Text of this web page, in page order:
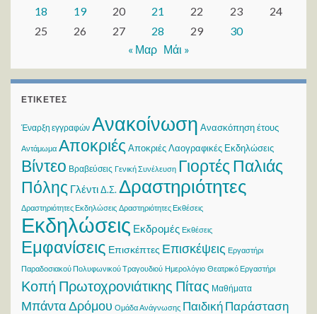
18
19 20 21 22 23
24
25
26 27 28 29
30
« Μαρ Μάι »
ΕΤΙΚΈΤΕΣ
Έναρξη εγγραφών Ανακοίνωση Ανασκόπηση έτους
Αντάμωμα Αποκριές Αποκριές Λαογραφικές Εκδηλώσεις
Βίντεο Βραβεύσεις Γενική Συνέλευση Γιορτές Παλιάς
Πόλης ΓλέντιΔ.Σ. Δραστηριότητες
Δραστηριότητες Εκδηλώσεις Δραστηριότητες Εκθέσεις
Εκδηλώσεις Εκδρομές Εκθέσεις
Εμφανίσεις Επισκέπτες Επισκέψεις Εργαστήρι
Παραδοσιακού Πολυφωνικού Τραγουδιού Ημερολόγιο Θεατρικό Εργαστήρι
Κοπή Πρωτοχρονιάτικης Πίτας Μαθήματα
Μπάντα Δρόμου Ομάδα Ανάγνωσης Παιδική Παράσταση